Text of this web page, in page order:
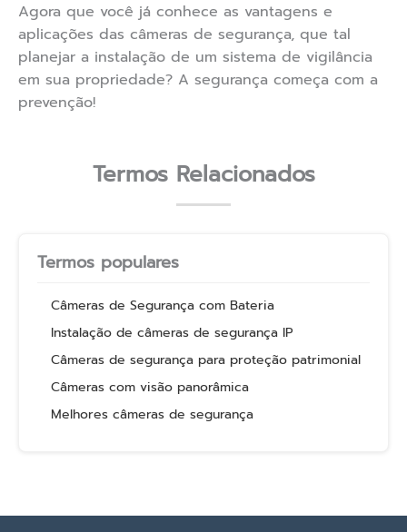
Agora que você já conhece as vantagens e
aplicações das câmeras de segurança, que tal
planejar a instalação de um sistema de vigilância
em sua propriedade? A segurança começa com a
prevenção!
Termos Relacionados
Termos populares
Câmeras de Segurança com Bateria
Instalação de câmeras de segurança IP
Câmeras de segurança para proteção patrimonial
Câmeras com visão panorâmica
Melhores câmeras de segurança